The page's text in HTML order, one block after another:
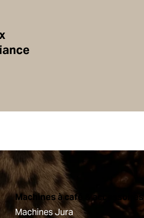
Machines à café & accessoires
Machines Jura